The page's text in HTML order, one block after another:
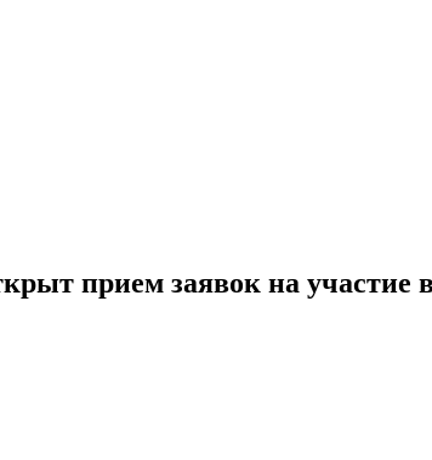
прием заявок на участие